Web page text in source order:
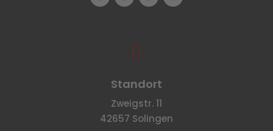

Standort
Zweigstr. 11
42657 Solingen